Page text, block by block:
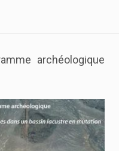
archéologique